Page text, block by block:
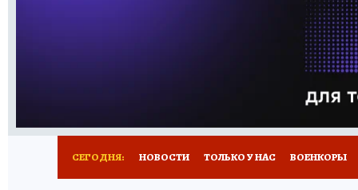
НОВОЕ
СЕГОДНЯ: НОВОСТИ ТОЛЬКО У НАС ВОЕНКОРЫ